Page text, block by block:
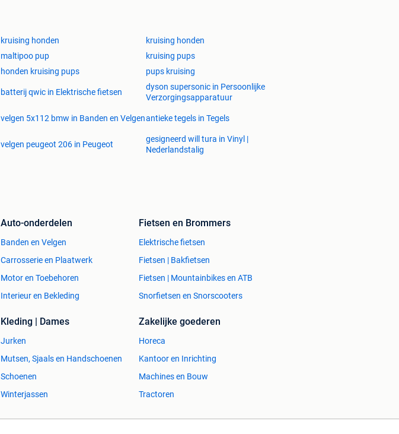
kruising honden
kruising honden
maltipoo pup
kruising pups
honden kruising pups pups kruising
batterij qwic in Elektrische fietsen
dyson supersonic in Persoonlijke
Verzorgingsapparatuur
velgen 5x112 bmw in Banden en Velgenantieke tegels in Tegels
velgen peugeot 206 in Peugeot
gesigneerd will tura in Vinyl |
Nederlandstalig
Auto-onderdelen
Banden en Velgen
Carrosserie en Plaatwerk
Motor en Toebehoren
Interieur en Bekleding
Fietsen en Brommers
Elektrische fietsen
Fietsen | Bakfietsen
Fietsen | Mountainbikes en ATB
Snorfietsen en Snorscooters
Kleding | Dames
Jurken
Mutsen, Sjaals en Handschoenen
Schoenen
Winterjassen
Zakelijke goederen
Horeca
Kantoor en Inrichting
Machines en Bouw
Tractoren